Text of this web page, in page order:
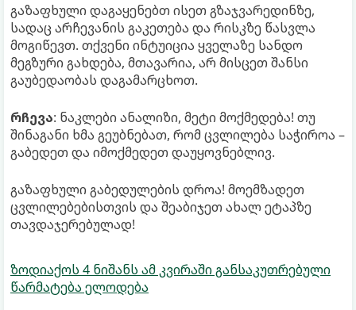
გაზაფხული დაგაყენებთ ისეთ გზაჯვარედინზე,
სადაც არჩევანის გაკეთება და რისკზე წასვლა
მოგიწევთ. თქვენი ინტუიცია ყველაზე სანდო
მეგზური გახდება, მთავარია, არ მისცეთ შანსი
გაუბედაობას დაგამარცხოთ.
რჩევა: ნაკლები ანალიზი, მეტი მოქმედება! თუ
შინაგანი ხმა გეუბნებათ, რომ ცვლილება საჭიროა –
გაბედეთ და იმოქმედეთ დაუყოვნებლივ.
გაზაფხული გაბედულების დროა! მოემზადეთ
ცვლილებებისთვის და შეაბიჯეთ ახალ ეტაპზე
თავდაჯერებულად!
ზოდიაქოს 4 ნიშანს ამ კვირაში განსაკუთრებული
წარმატება ელოდება